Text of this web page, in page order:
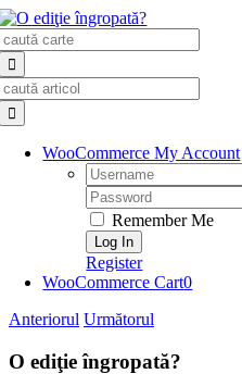
Skip
to
content
WooCommerce My Account
Username:
Password:
Remember Me
Register
WooCommerce Cart0
Anteriorul Următorul
O ediţie îngropată?